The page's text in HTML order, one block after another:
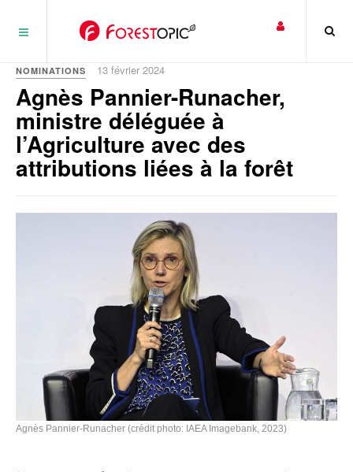
NOMINATIONS 13 février 2024
Agnès Pannier-Runacher,
ministre déléguée à
l’Agriculture avec des
attributions liées à la forêt
Agnès Pannier-Runacher (crédit photo: IAEA Imagebank, 2023)